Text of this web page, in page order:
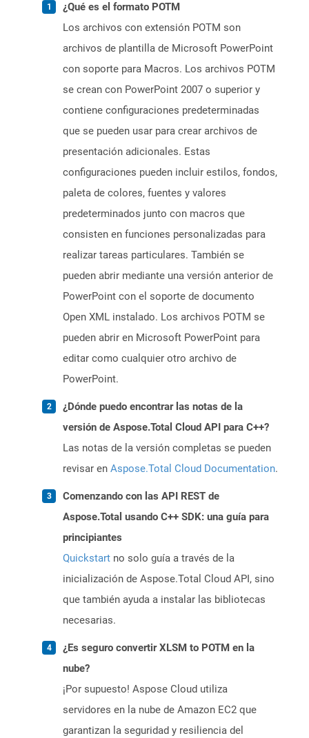
¿Qué es el formato POTM
Los archivos con extensión POTM son
archivos de plantilla de Microsoft PowerPoint
con soporte para Macros. Los archivos POTM
se crean con PowerPoint 2007 o superior y
contiene configuraciones predeterminadas
que se pueden usar para crear archivos de
presentación adicionales. Estas
configuraciones pueden incluir estilos, fondos,
paleta de colores, fuentes y valores
predeterminados junto con macros que
consisten en funciones personalizadas para
realizar tareas particulares. También se
pueden abrir mediante una versión anterior de
PowerPoint con el soporte de documento
Open XML instalado. Los archivos POTM se
pueden abrir en Microsoft PowerPoint para
editar como cualquier otro archivo de
PowerPoint.
¿Dónde puedo encontrar las notas de la
versión de Aspose.Total Cloud API para C++?
Las notas de la versión completas se pueden
revisar en Aspose.Total Cloud Documentation.
Comenzando con las API REST de
Aspose.Total usando C++ SDK: una guía para
principiantes
Quickstart no solo guía a través de la
inicialización de Aspose.Total Cloud API, sino
que también ayuda a instalar las bibliotecas
necesarias.
¿Es seguro convertir XLSM to POTM en la
nube?
¡Por supuesto! Aspose Cloud utiliza
servidores en la nube de Amazon EC2 que
garantizan la seguridad y resiliencia del